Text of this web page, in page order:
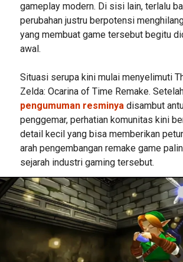
gameplay modern. Di sisi lain, terlalu
perubahan justru berpotensi
yang membuat game tersebut begitu
awal.
Situasi serupa kini mulai menyelimuti
Zelda: Ocarina of Time Remake.
pengumuman resminyadisambut
penggemar, perhatian komunitas kini
detail kecil yang bisa memberikan
arah pengembangan remake game
sejarah industri gaming tersebut.